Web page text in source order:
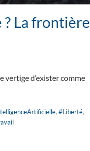
? La frontière
vertige d’exister comme
, #Liberté,